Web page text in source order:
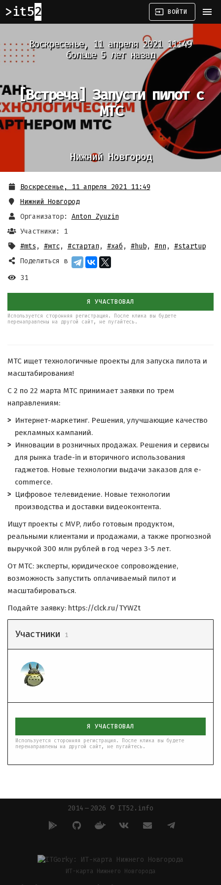
it52 input ВОЙТИ menu
Воскресенье, 11 апреля 2021 11:49
больше 5 лет назад
[Встреча] Запусти пилот с
МТС
Нижний Новгород
Воскресенье, 11 апреля 2021 11:49
Нижний Новгород
Организатор:
Anton Zyuzin
Участники: 1
#mts , #мтс, #стартап , #хаб , #hub, #nn , #startup
Поделиться в
31
Я УЧАСТВОВАЛ
Используется сторонняя регистрация. После клика вы будете
перенаправлены на другой сайт, не пугайтесь.
МТС ищет технологичные проекты для запуска пилота и
масштабирования!
С 2 по 22 марта МТС принимает заявки по трем
направлениям:
Интернет-маркетинг. Решения, улучшающие качество
рекламных кампаний.
Инновации в розничных продажах. Решения и сервисы
для рынка trade-in и вторичного использования
гаджетов. Новые технологии выдачи заказов для e-
commerce.
Цифровое телевидение. Новые технологии
производства и доставки видеоконтента.
Ищут проекты с MVP, либо готовым продуктом,
реальными клиентами и продажами, а также прогнозной
выручкой 300 млн рублей в год через 3-5 лет.
От МТС: эксперты, юридическое сопровождение,
возможность запустить оплачиваемый пилот и
масштабироваться.
Подайте заявку: https://clck.ru/TYWZt
Участники 1
Я УЧАСТВОВАЛ
Используется сторонняя регистрация. После клика вы будете
перенаправлены на другой сайт, не пугайтесь.
2014 — 2026 © IT52.info
ИТ-карта Нижнего Новгорода